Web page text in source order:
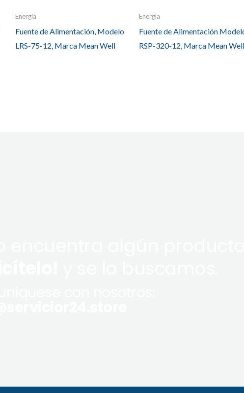
Energía
Fuente de Alimentación, Modelo
LRS-75-12, Marca Mean Well
Energía
Fuente de Alimentación
RSP-320-12, Marca Mean Well